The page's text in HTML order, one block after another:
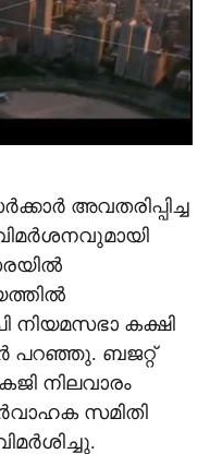
അവതരിപ്പിച്ച
നിയമസഭാ കക്ഷി
പറഞ്ഞു. ബജറ്റ്
നിലവാരം
സമിതി